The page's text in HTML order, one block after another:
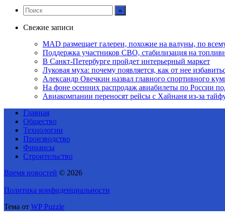
Свежие записи
MAD размещает галереи, похожие на валуны, по
Поддержка участников СВО, стабилизация на
В Санкт-Петербурге пройдет интерьерный маркет
Луковая муха: почему появляется, как от нее
Александр Овечкин назвал главного спортивного
На фоне осенних распродаж авиабилеты по России
Авиакомпании переносят рейсы с Хайнаня из-за
Главная
Общество
Технологии
Производство
Финансы
Строительство
Время новостей © 2026
Политика конфиденциальности
Тема от WP Puzzle